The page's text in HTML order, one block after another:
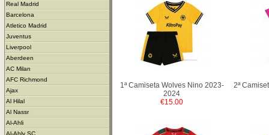
Real Madrid
Barcelona
Atletico Madrid
Juventus
Liverpool
Aberdeen
AC Milan
AFC Richmond
Ajax
Al Hilal
Al Nassr
Al-Ahli
Al-Ahly SC
1ª Camiseta Wolves Nino 2023-
2024
€15.00
2ª